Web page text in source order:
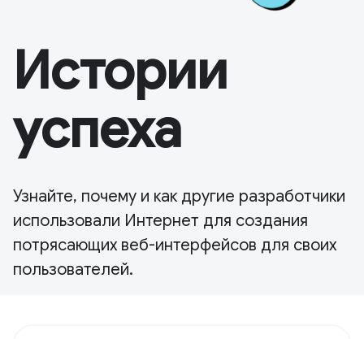
Истории
успеха
Узнайте, почему и как другие разработчики
использовали Интернет для создания
потрясающих веб-интерфейсов для своих
пользователей.